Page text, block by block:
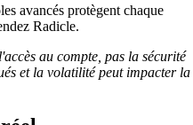
avancés protègent chaque
Radicle.
au compte, pas la sécurité
et la volatilité peut impacter la